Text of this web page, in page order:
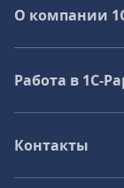
О компании
Работа в
Контакты